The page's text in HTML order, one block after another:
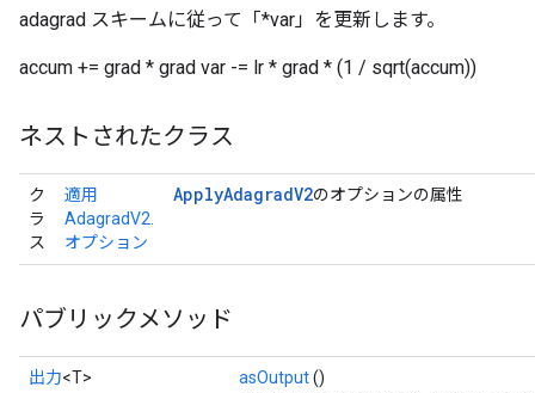
adagrad スキームに従って「*var」を更新します。
accum += grad * grad var -= lr * grad * (1 / sqrt(accum))
ネストされたクラス
ク
ラ
ス
適用
AdagradV2.
オプション
ApplyAdagradV2のオプションの属性
パブリックメソッド
出力<T> asOutput()